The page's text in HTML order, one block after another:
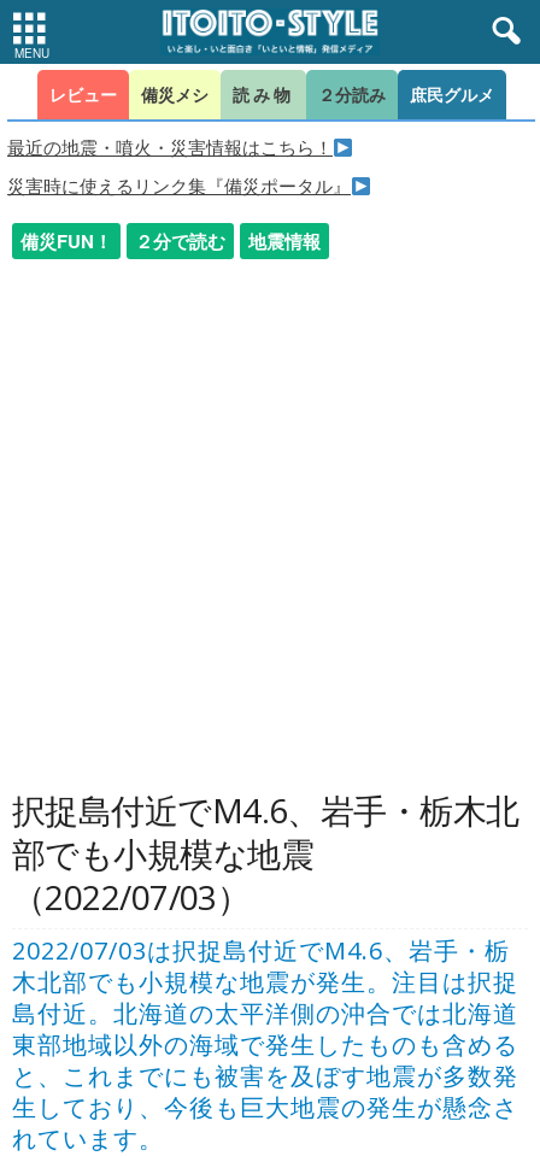
レビュー 備災メシ 読み物 ２分読み 庶民グルメ
最近の地震・噴火・災害情報はこちら！
災害時に使えるリンク集『備災ポータル』
備災FUN！ ２分で読む 地震情報
択捉島付近でM4.6、岩手・栃木北
部でも小規模な地震
（2022/07/03）
2022/07/03は択捉島付近でM4.6、岩手・栃
木北部でも小規模な地震が発生。注目は択捉
島付近。北海道の太平洋側の沖合では北海道
東部地域以外の海域で発生したものも含める
と、これまでにも被害を及ぼす地震が多数発
生しており、今後も巨大地震の発生が懸念さ
れています。